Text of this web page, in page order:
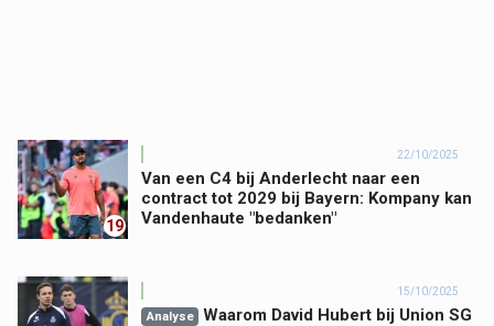
19
22/10/2025
Van een C4 bij Anderlecht naar een
contract tot 2029 bij Bayern: Kompany kan
Vandenhaute "bedanken"
15/10/2025
Analyse
Waarom David Hubert bij Union SG